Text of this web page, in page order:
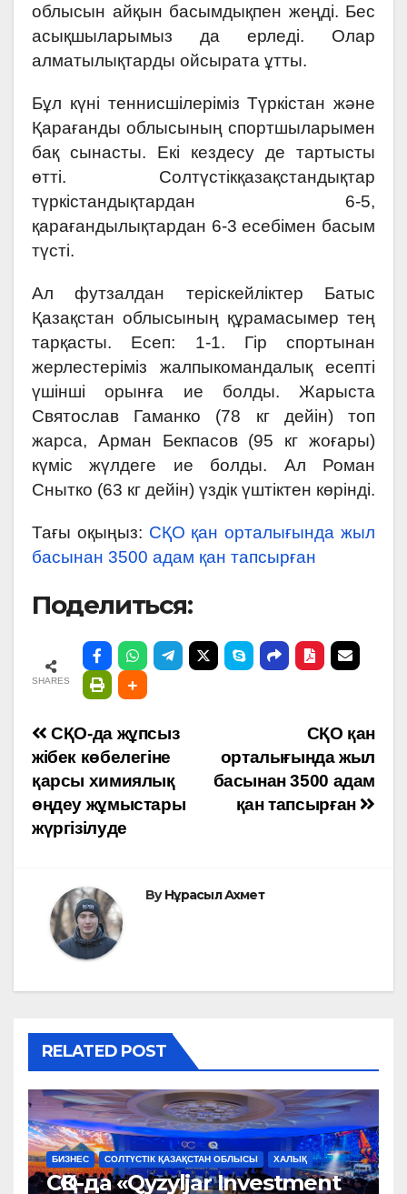
облысын айқын басымдықпен жеңді. Бес
асықшыларымыз да ерледі. Олар
алматылықтарды ойсырата ұтты.
Бұл күні теннисшілеріміз Түркістан және
Қарағанды облысының спортшыларымен
бақ сынасты. Екі кездесу де тартысты
өтті. Солтүстікқазақстандықтар
түркістандықтардан 6-5,
қарағандылықтардан 6-3 есебімен басым
түсті.
Ал футзалдан теріскейліктер Батыс
Қазақстан облысының құрамасымер тең
тарқасты. Есеп: 1-1. Гір спортынан
жерлестеріміз жалпыкомандалық есепті
үшінші орынға ие болды. Жарыста
Святослав Гаманко (78 кг дейін) топ
жарса, Арман Бекпасов (95 кг жоғары)
күміс жүлдеге ие болды. Ал Роман
Снытко (63 кг дейін) үздік үштіктен көрінді.
Тағы оқыңыз: СҚО қан орталығында жыл
басынан 3500 адам қан тапсырған
Поделиться:
SHARES
Навигация
по
записям
СҚО қан
орталығында жыл
басынан 3500 адам
қан тапсырған
СҚО-да жұпсыз
жібек көбелегіне
қарсы химиялық
өңдеу жұмыстары
жүргізілуде
ByНұрасыл Ахмет
RELATED POST
БИЗНЕС СОЛТҮСТІК ҚАЗАҚСТАН ОБЛЫСЫ ХАЛЫҚ
СҚО-да «Qyzyljar Investment